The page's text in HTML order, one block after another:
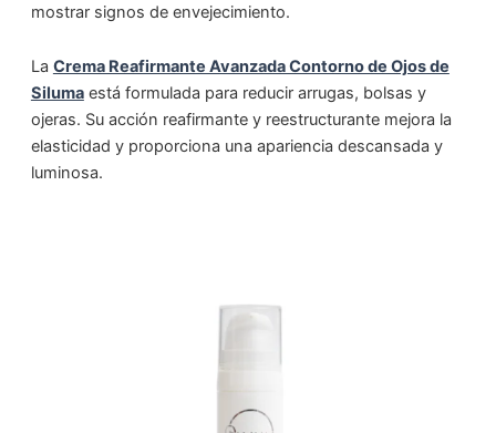
mostrar signos de envejecimiento.
La Crema Reafirmante Avanzada Contorno de Ojos de
Silumaestá formulada para reducir arrugas, bolsas y
ojeras. Su acción reafirmante y reestructurante mejora la
elasticidad y proporciona una apariencia descansada y
luminosa.